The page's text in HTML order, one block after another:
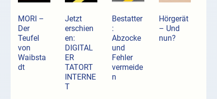
MORI –
Der
Teufel
von
Waibsta
dt
Jetzt
erschien
en:
DIGITAL
ER
TATORT
INTERNE
T
Bestatter
:
Abzocke
und
Fehler
vermeide
n
Hörgerät
– Und
nun?